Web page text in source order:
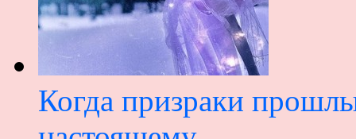
Когда призраки